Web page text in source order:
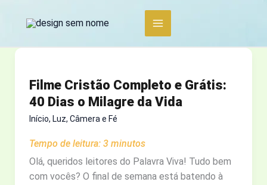
conteúdo
Filme Cristão Completo e Grátis:
40 Dias o Milagre da Vida
Início, Luz, Câmera e Fé
Tempo de leitura: 3 minutos
Olá, queridos leitores do Palavra Viva! Tudo bem
com vocês? O final de semana está batendo à